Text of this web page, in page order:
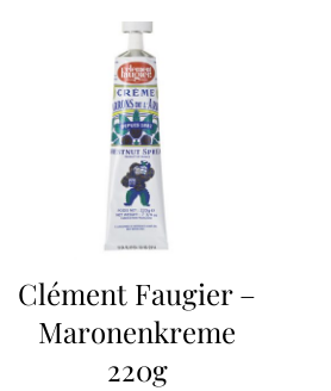
Clément Faugier –
Maronenkreme
220g